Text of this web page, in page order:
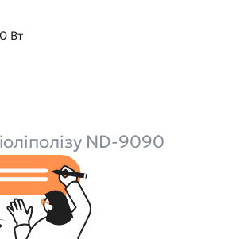
Вт
ND-9090